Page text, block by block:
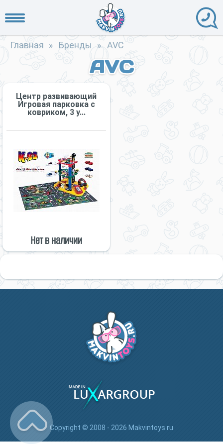
Главная » Бренды » AVC
AVC
Центр развивающий
Игровая парковка с
ковриком, 3 у...
Нет в наличии
Copyright © 2008 - 2026 Makvintoys.ru